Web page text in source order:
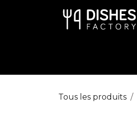
Tous les produits